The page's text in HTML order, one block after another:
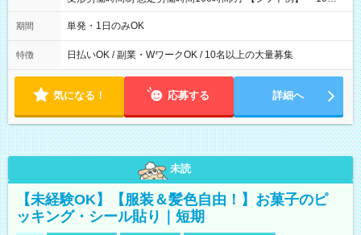
00～20：00
期間 単発・1日のみOK
特徴 日払いOK / 副業・WワークOK / 10名以上の大量募集
気になる！ 応募する 詳細へ
未読
【未経験OK】【服装＆髪色自由！】お菓子のピ
ッキング・シール貼り｜短期